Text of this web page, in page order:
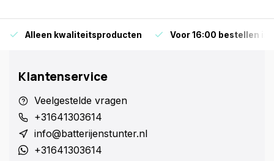
Alleen kwaliteitsproducten Voor 16:00 bestellen is
Klantenservice
Veelgestelde vragen
+31641303614
info@batterijenstunter.nl
+31641303614